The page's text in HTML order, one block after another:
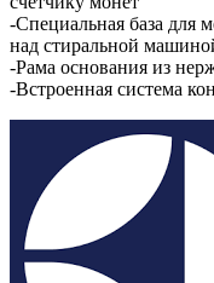
-Специальная база для
над стиральной
-Рама основания из
-Встроенная система